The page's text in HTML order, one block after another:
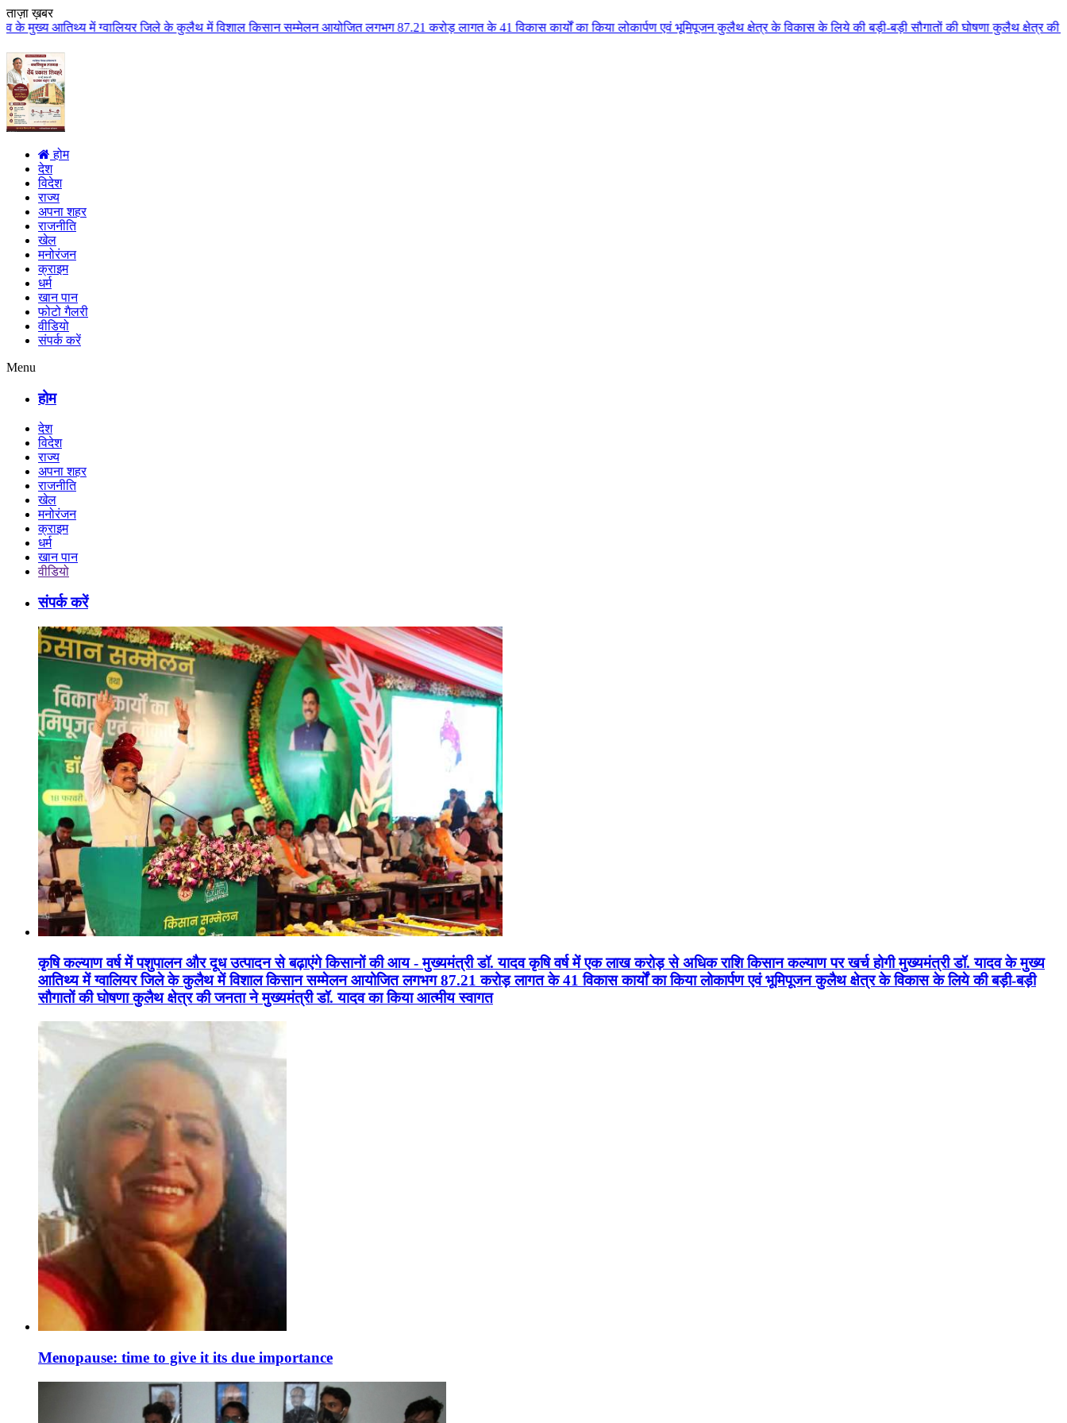
ताज़ा ख़बर
जिले के कुलैथ में विशाल किसान सम्मेलन आयोजित लगभग 87.21 करोड़ लागत के 41 विकास कार्यों का किया लोकार्पण एवं भूमिपूजन कुलैथ क्षेत्र के विकास के लिये की बड़ी-बड़ी सौगातों की घोषणा कुलैथ क्षेत्र की जनता ने
होम
देश
विदेश
राज्य
अपना शहर
राजनीति
खेल
मनोरंजन
क्राइम
धर्म
खान पान
फोटो गैलरी
वीडियो
संपर्क करें
Menu
होम
देश
विदेश
राज्य
अपना शहर
राजनीति
खेल
मनोरंजन
क्राइम
धर्म
खान पान
वीडियो
संपर्क करें
कृषि कल्याण वर्ष में पशुपालन और दूध उत्पादन से बढ़ाएंगे किसानों की आय - मुख्यमंत्री डॉ. यादव कृषि वर्ष में एक लाख करोड़ से अधिक राशि किसान कल्याण पर खर्च होगी मुख्यमंत्री डॉ. यादव के मुख्य
आतिथ्य में ग्वालियर जिले के कुलैथ में विशाल किसान सम्मेलन आयोजित लगभग 87.21 करोड़ लागत के 41 विकास कार्यों का किया लोकार्पण एवं भूमिपूजन कुलैथ क्षेत्र के विकास के लिये की बड़ी-बड़ी
सौगातों की घोषणा कुलैथ क्षेत्र की जनता ने मुख्यमंत्री डॉ. यादव का किया आत्मीय स्वागत
Menopause: time to give it its due importance